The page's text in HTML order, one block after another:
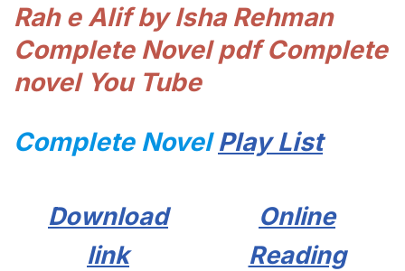
Rah e Alif by Isha Rehman
Complete Novel pdf Complete
novel You Tube
Complete Novel Play List
Download
link
Online
Reading